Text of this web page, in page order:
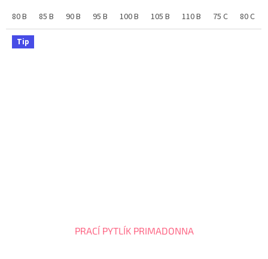
80 B
85 B 90 B 95 B 100 B 105 B 110 B 75 C 80 C
Tip
PRACÍ PYTLÍK PRIMADONNA